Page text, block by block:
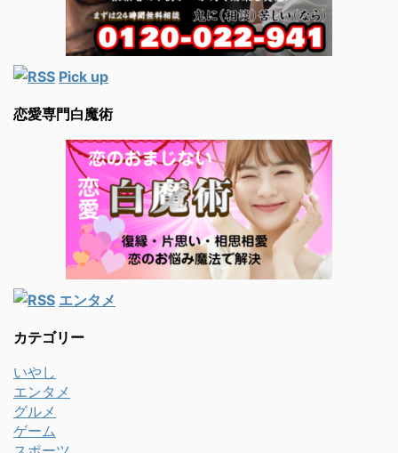
Pick up
恋愛専門白魔術
エンタメ
カテゴリー
いやし
エンタメ
グルメ
ゲーム